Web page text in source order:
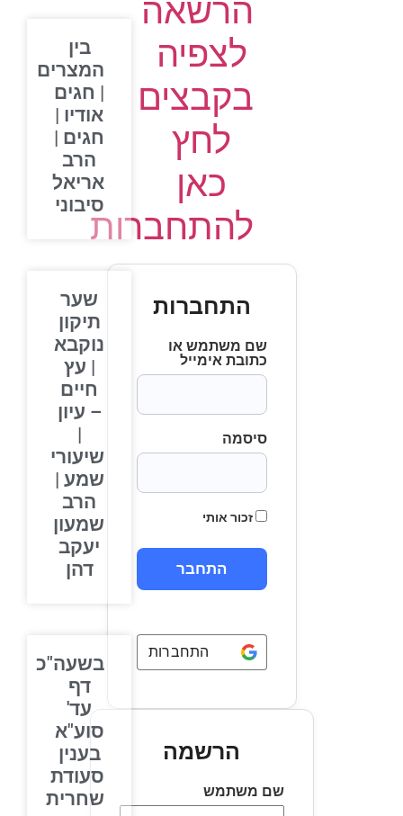
הרשאה
לצפיה
בקבצים
לחץ
כאן
להתחברות
התחברות
שם משתמש או
כתובת אימייל
סיסמה
זכור אותי
התחברות באמצעות
הרשמה
שם משתמש
בין
המצרים
| חגים
אודיו |
חגים |
הרב
אריאל
סיבוני
שער
תיקון
נוקבא
| עץ
חיים
– עיון
שיעורי
שמע |
הרב
שמעון
יעקב
דהן
בשעה"כ
דף
עד'
סוע"א
בענין
סעודת
שחרית